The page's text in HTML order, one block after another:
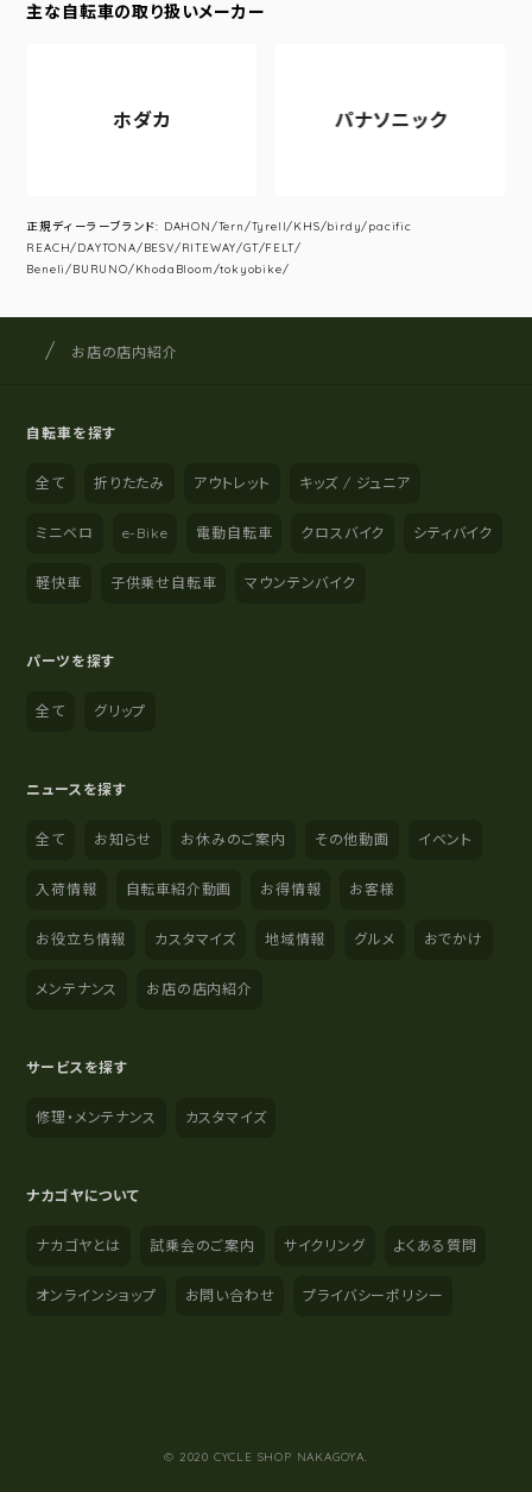
主な自転車の取り扱いメーカー
ホダカ パナソニック
正規ディーラーブランド: DAHON/Tern/Tyrell/KHS/birdy/pacific
REACH/DAYTONA/BESV/RITEWAY/GT/FELT/
Beneli/BURUNO/KhodaBloom/tokyobike/
サイト内の現在地
サイクルショップナカゴヤ
お店の店内紹介
自転車を探す
全て 折りたたみ アウトレット キッズ / ジュニア
ミニベロ e-Bike 電動自転車 クロスバイク シティバイク
軽快車 子供乗せ自転車 マウンテンバイク
パーツを探す
全て グリップ
ニュースを探す
全て お知らせ お休みのご案内 その他動画 イベント
入荷情報 自転車紹介動画 お得情報 お客様
お役立ち情報 カスタマイズ 地域情報 グルメ おでかけ
メンテナンス お店の店内紹介
サービスを探す
修理・メンテナンス カスタマイズ
ナカゴヤについて
ナカゴヤとは 試乗会のご案内 サイクリング よくある質問
オンラインショップ お問い合わせ プライバシーポリシー
© 2020 CYCLE SHOP NAKAGOYA.